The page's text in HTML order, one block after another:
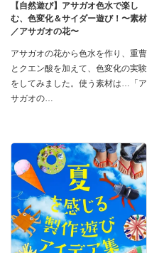
【自然遊び】アサガオ色水で楽し
む、色変化＆サイダー遊び！〜素材
／アサガオの花〜
アサガオの花から色水を作り、重曹
とクエン酸を加えて、色変化の実験
をしてみました。使う素材は…「ア
サガオの